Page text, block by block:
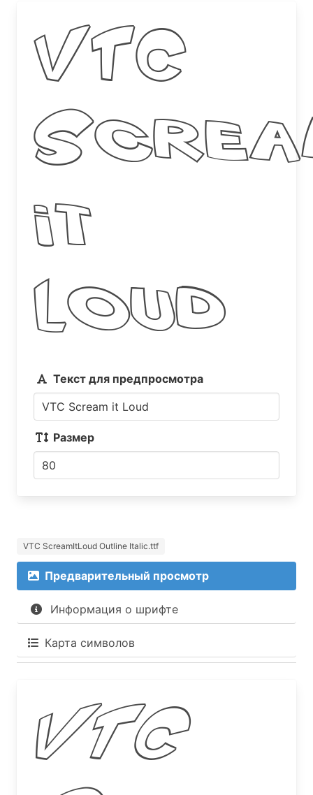
VTC
it
Loud
Текст для предпросмотра
Размер
VTC ScreamItLoud Outline Italic.ttf
Предварительный просмотр
Информация о шрифте
Карта символов
VTC